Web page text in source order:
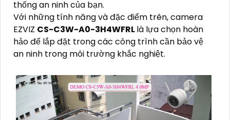
thống an ninh của bạn.
Với những tính năng và đặc điểm trên, camera
EZVIZ CS-C3W-A0-3H4WFRLlà lựa chọn hoàn
hảo để lắp đặt trong các công trình cần bảo vệ
an ninh trong môi trường khắc nghiệt.